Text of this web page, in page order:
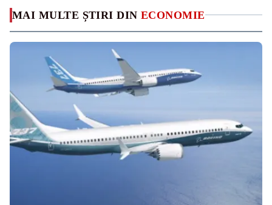
MAI MULTE ȘTIRI DIN ECONOMIE